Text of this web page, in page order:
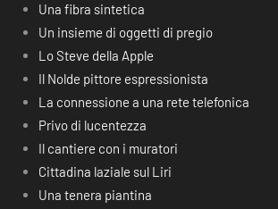
Una fibra sintetica
Un insieme di oggetti di pregio
Lo Steve della Apple
Il Nolde pittore espressionista
La connessione a una rete telefonica
Privo di lucentezza
Il cantiere con i muratori
Cittadina laziale sul Liri
Una tenera piantina